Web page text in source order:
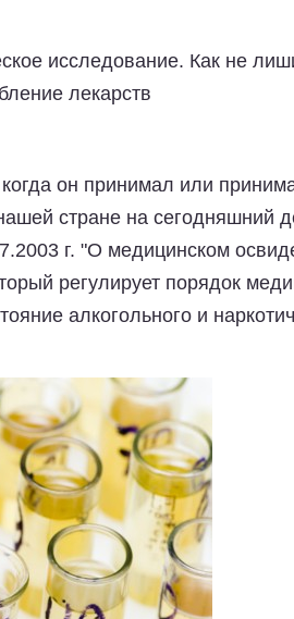
исследование. Как не
лекарств
он принимал или
стране на сегодняшний
г. "О медицинском
регулирует порядок
алкогольного и